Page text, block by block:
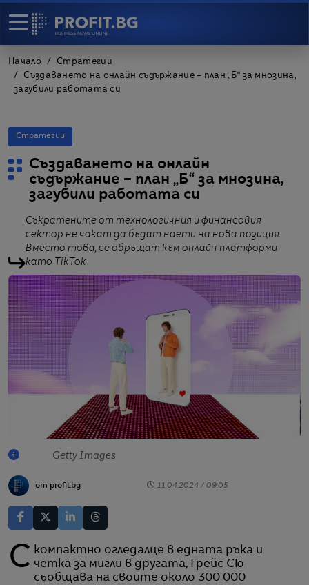
Начало
Стратегии
Създаването на онлайн съдържание – план „Б“ за мнозина,
загубили работата си
Стратегии
Създаването на онлайн
съдържание – план „Б“ за мнозина,
загубили работата си
Съкратените от технологичния и финансовия
сектор не чакат да бъдат наети на нова позиция.
Вместо това, се обръщат към онлайн платформи
като TikTok
Getty Images
от profit.bg 11.04.2024 / 09:05
С компактно огледалце в едната ръка и четка за мигли в другата, Грейс Сю
съобщава на своите около 300 000